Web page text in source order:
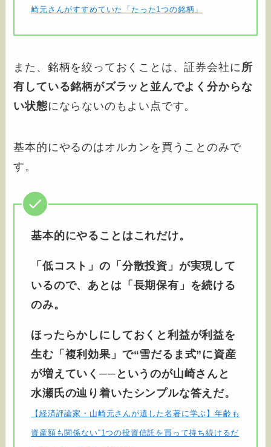
崎元さんがすすめていた「たった1つの銘柄」
また、銘柄を絞っておくことは、証券会社に 所
有している銘柄がズラッと並んでよく分からな
い状態にならないのもよい点です。
基本的にやるのはオルカンを買うことのみで
す。
基本的にやることはこれだけ。
「低コスト」の「分散投資」が実現して
いるので、あとは「長期保有」を続ける
のみ。
ほったらかしにしておくと利益が利益を
生む「複利効果」で“雪だるま式”に資産
が増えていく──というのが山崎さんと
水瀬氏の辿り着いたシンプルな答えだ。
【経済評論家・山崎元さんが遺した名著に学ぶ】年齢も
資産額も関係ない“1つの投資信託を買って持ち続けるだ